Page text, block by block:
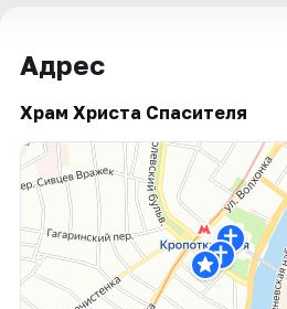
Адрес
Храм Христа Спасителя